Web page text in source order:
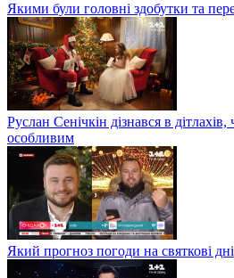
Якими були головні здобутки та
Руслан Сенічкін дізнався в
особливим
Який прогноз погоди на святкові дні